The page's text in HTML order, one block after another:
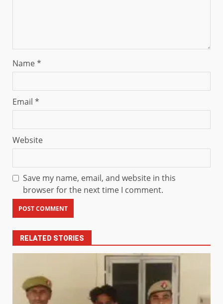
Name*
Email *
Website
Save my name, email, and website in this
browser for the next time I comment.
RELATED STORIES